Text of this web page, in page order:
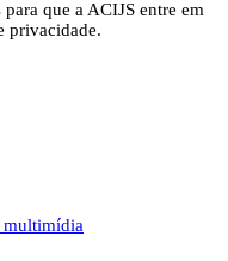
que a ACIJS entre em
privacidade.
multimídia